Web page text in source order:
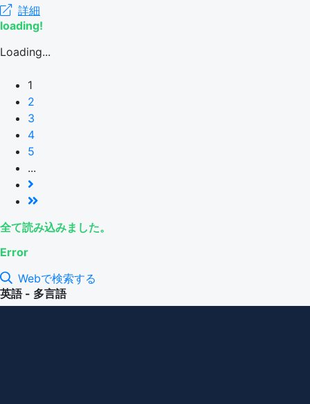
詳細
loading!
Loading...
1
2
3
4
5
...
全て読み込みました。
Error
Webで検索する
英語 - 多言語